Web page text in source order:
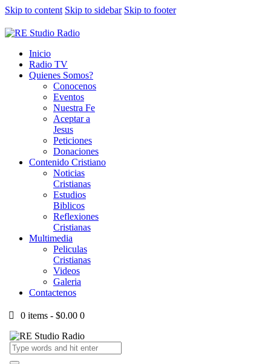
Skip to content Skip to sidebar Skip to footer
Inicio
Radio TV
Quienes Somos?
Conocenos
Eventos
Nuestra Fe
Aceptar a
Jesus
Peticiones
Donaciones
Contenido Cristiano
Noticias
Cristianas
Estudios
Biblicos
Reflexiones
Cristianas
Multimedia
Peliculas
Cristianas
Videos
Galeria
Contactenos
0 items -$0.00 0